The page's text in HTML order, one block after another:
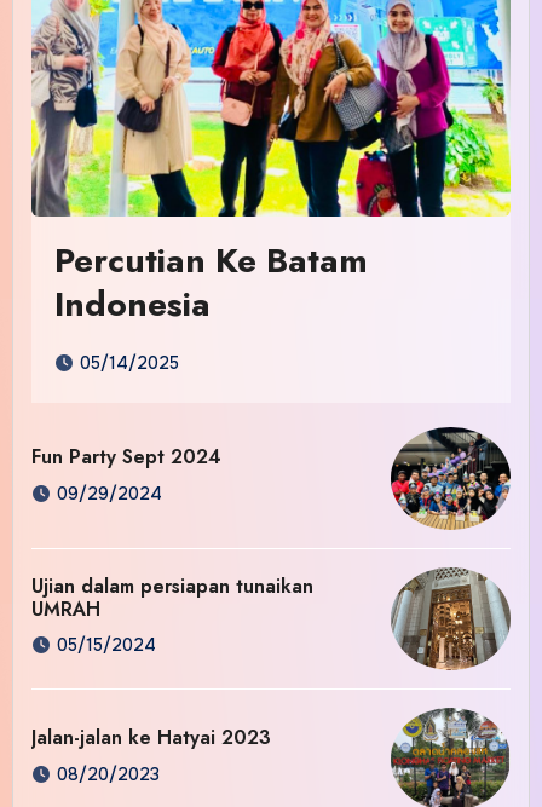
Percutian Ke Batam
Indonesia
05/14/2025
Fun Party Sept 2024
09/29/2024
Ujian dalam persiapan tunaikan
UMRAH
05/15/2024
Jalan-jalan ke Hatyai 2023
08/20/2023